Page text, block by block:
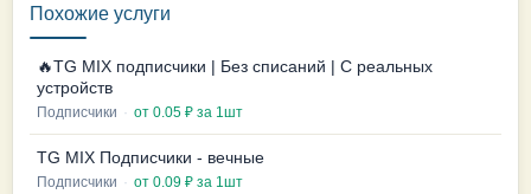
Похожие услуги
🔥TG MIX подписчики | Без списаний | С реальных
устройств
Подписчики · от 0.05 ₽ за 1шт
TG MIX Подписчики - вечные
Подписчики · от 0.09 ₽ за 1шт